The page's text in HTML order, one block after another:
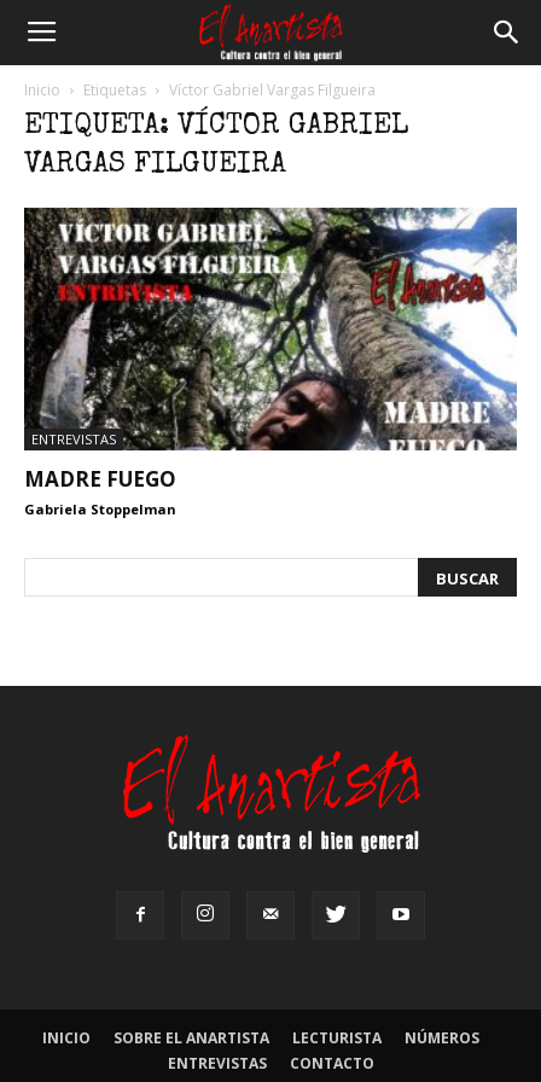
Inicio Etiquetas Víctor Gabriel Vargas Filgueira
ETIQUETA: VÍCTOR GABRIEL
VARGAS FILGUEIRA
ENTREVISTAS
MADRE FUEGO
Gabriela Stoppelman
INICIO SOBRE EL ANARTISTA LECTURISTA
NÚMEROS
ENTREVISTAS
CONTACTO